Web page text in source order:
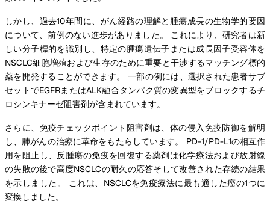
しかし、過去10年間に、がん経路の理解と腫瘍成長の生物学的要因
について、前例のない進歩がありました。 これにより、研究者は新
しい分子標的を識別し、特定の腫瘍遺伝子または成長因子受容体を
NSCLC細胞増殖および生存のために重要と干渉するマッチング標的
薬を開発することができます。 一部の例には、選択された患者サブ
セットでEGFRまたはALK融合タンパク質の変異型をブロックするチ
ロシンキナーゼ阻害剤が含まれています。
さらに、免疫チェックポイント阻害剤は、体の侵入免疫防御を解明
し、肺がんの治療に革命をもたらしています。 PD-1/PD-L1の相互作
用を阻止し、反腫瘍の免疫を回復する薬剤は化学療法および放射線
の失敗の後で高度NSCLCの耐久の応答そして改善された存続の結果
を示しました。 これは、NSCLCを免疫療法に最も適した癌の1つに
変換しました。